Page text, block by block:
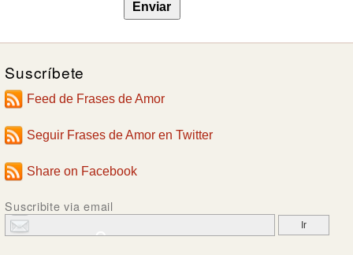
Suscríbete
Feed de Frases de Amor
Seguir Frases de Amor en Twitter
Share on Facebook
Suscribite via email